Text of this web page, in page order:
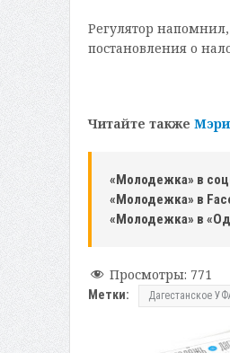
Регулятор
постановления о
Читайте также
«Молодежка» в
«Молодежка» в
«Молодежка» в
Просмотры: 771
Метки: Дагестанское